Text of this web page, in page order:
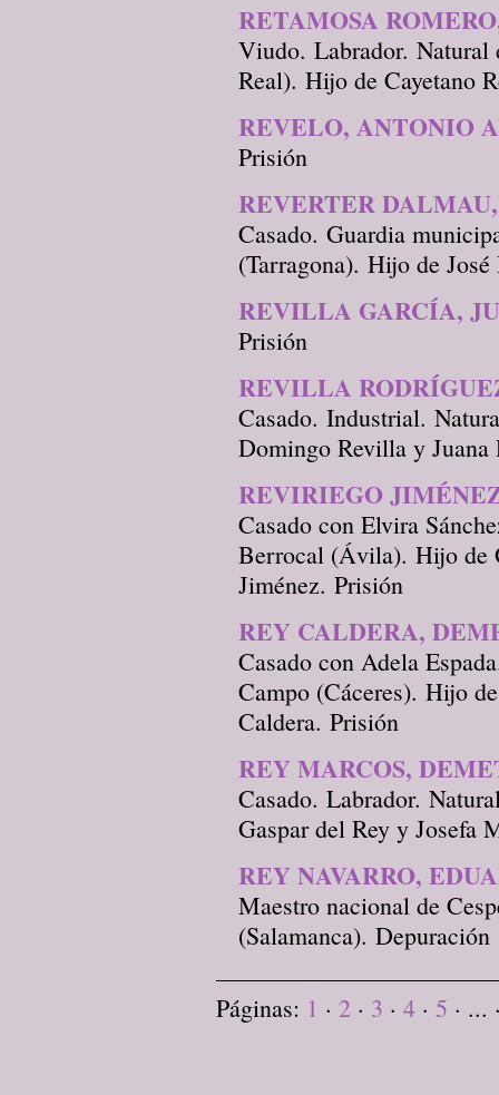
RETAMOSA
Viudo. Labrador. Natural
Real). Hijo de Cayetano
REVELO, ANTONIO
Prisión
REVERTER
Casado. Guardia
(Tarragona). Hijo de
REVILLA GARCÍA,
Prisión
REVILLA
Casado. Industrial.
Domingo Revilla y
REVIRIEGO
Casado con Elvira
Berrocal (Ávila). Hijo de
Jiménez. Prisión
REY CALDERA,
Casado con Adela
Campo (Cáceres). Hijo
Caldera. Prisión
REY MARCOS,
Casado. Labrador.
Gaspar del Rey y Josefa
REY NAVARRO,
Maestro nacional de
(Salamanca). Depuración
Páginas: 1 · 2 · 3 ·4 · 5 · ...